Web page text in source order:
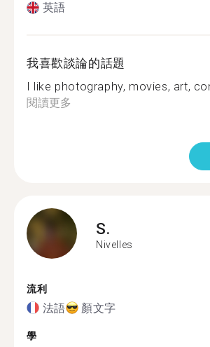
英語
我喜歡談論的話題
I like photography, movies, art,
閱讀更多
S.
Nivelles
流利
法語 顏文字
學